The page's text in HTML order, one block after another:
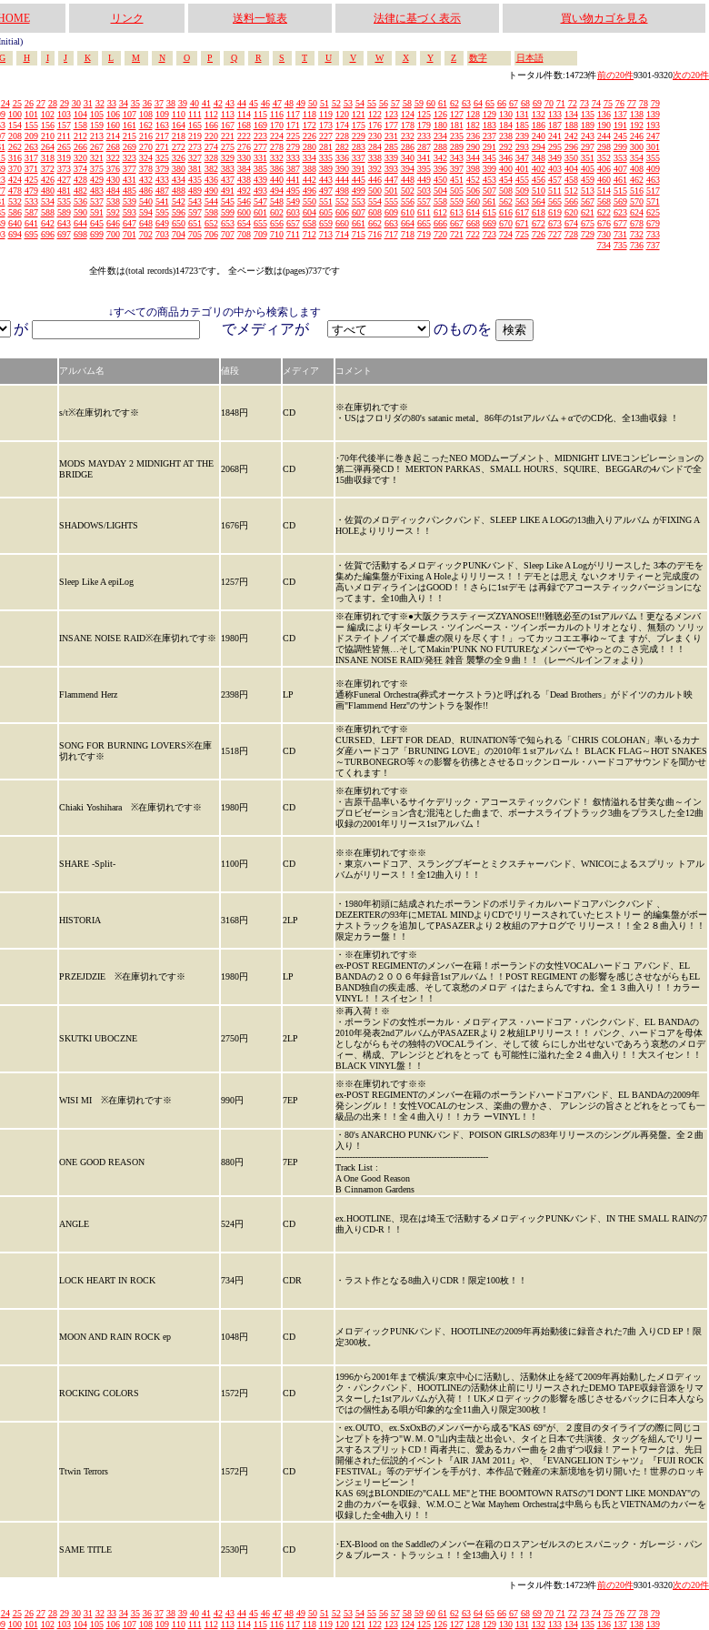
リンク 送料一覧表 法律に基づく表示 買い物カゴを見る
G H I J K L M N O P Q R S T U V W X Y Z 数字
日本語
トータル件数:14723件前の20件9301-9320次の20件
24 25 26 27 28 29 30 31 32 33 34 35 36 37 38 39 40 41 42 43 44 45 46 47 48 49 50 51 52 53 54 55 56 57 58 59 60 61 62 63 64 65 66 67 68 69 70 71 72 73 74 75 76 77 78 79
100 101 102 103 104 105 106 107 108 109 110 111 112 113 114 115 116 117 118 119 120 121 122 123 124 125 126 127 128 129 130 131 132 133 134 135 136 137 138 139
154 155 156 157 158 159 160 161 162 163 164 165 166 167 168 169 170 171 172 173 174 175 176 177 178 179 180 181 182 183 184 185 186 187 188 189 190 191 192 193
208 209 210 211 212 213 214 215 216 217 218 219 220 221 222 223 224 225 226 227 228 229 230 231 232 233 234 235 236 237 238 239 240 241 242 243 244 245 246 247
262 263 264 265 266 267 268 269 270 271 272 273 274 275 276 277 278 279 280 281 282 283 284 285 286 287 288 289 290 291 292 293 294 295 296 297 298 299 300 301
316 317 318 319 320 321 322 323 324 325 326 327 328 329 330 331 332 333 334 335 336 337 338 339 340 341 342 343 344 345 346 347 348 349 350 351 352 353 354 355
370 371 372 373 374 375 376 377 378 379 380 381 382 383 384 385 386 387 388 389 390 391 392 393 394 395 396 397 398 399 400 401 402 403 404 405 406 407 408 409
424 425 426 427 428 429 430 431 432 433 434 435 436 437 438 439 440 441 442 443 444 445 446 447 448 449 450 451 452 453 454 455 456 457 458 459 460 461 462 463
478 479 480 481 482 483 484 485 486 487 488 489 490 491 492 493 494 495 496 497 498 499 500 501 502 503 504 505 506 507 508 509 510 511 512 513 514 515 516 517
532 533 534 535 536 537 538 539 540 541 542 543 544 545 546 547 548 549 550 551 552 553 554 555 556 557 558 559 560 561 562 563 564 565 566 567 568 569 570 571
586 587 588 589 590 591 592 593 594 595 596 597 598 599 600 601 602 603 604 605 606 607 608 609 610 611 612 613 614 615 616 617 618 619 620 621 622 623 624 625
640 641 642 643 644 645 646 647 648 649 650 651 652 653 654 655 656 657 658 659 660 661 662 663 664 665 666 667 668 669 670 671 672 673 674 675 676 677 678 679
694 695 696 697 698 699 700 701 702 703 704 705 706 707 708 709 710 711 712 713 714 715 716 717 718 719 720 721 722 723 724 725 726 727 728 729 730 731 732 733
734 735 736 737
全件数は(total records)14723です。 全ページ数は(pages)737です
↓すべての商品カテゴリの中から検索します
が でメディアが のものを
アルバム名 値段 メディア コメント
s/t※在庫切れです※ 1848円 CD
※在庫切れです※
・USはフロリダの80's satanic metal。86年の1stアルバム＋αでのCD化、全13曲収録 ！
MODS MAYDAY 2 MIDNIGHT AT THE
BRIDGE
2068円 CD
･70年代後半に巻き起こったNEO MODムーブメント、MIDNIGHT LIVEコンピレーションの
第二弾再発CD！ MERTON PARKAS、SMALL HOURS、SQUIRE、BEGGARの4バンドで全
15曲収録です！
SHADOWS/LIGHTS 1676円 CD
・佐賀のメロディックパンクバンド、SLEEP LIKE A LOGの13曲入りアルバム がFIXING A
HOLEよりリリース！！
Sleep Like A epiLog 1257円 CD
・佐賀で活動するメロディックPUNKバンド、Sleep Like A Logがリリースした 3本のデモを
集めた編集盤がFixing A Holeよりリリース！！デモとは思え ないクオリティーと完成度の
高いメロディラインはGOOD！！さらに1stデモ は再録でアコースティックバージョンにな
ってます。全10曲入り！！
INSANE NOISE RAID※在庫切れです※ 1980円 CD
※在庫切れです※●大阪クラスティーズZYANOSE!!!難聴必至の1stアルバム！更なるメンバ
ー 編成によりギターレス・ツインベース・ツインボーカルのトリオとなり、無類の ソリッ
ドステイトノイズで暴虐の限りを尽くす！」ってカッコエエ事ゆ～てま すが、ブレまくり
で協調性皆無…そしてMakin’PUNK NO FUTUREなメンバーでやっとのこさ完成！！！
INSANE NOISE RAID/発狂 雑音 襲撃の全９曲！！（レーベルインフォより）
Flammend Herz 2398円 LP
※在庫切れです※
通称Funeral Orchestra(葬式オーケストラ)と呼ばれる「Dead Brothers」がドイツのカルト映
画"Flammend Herz"のサントラを製作!!
SONG FOR BURNING LOVERS※在庫
切れです※
1518円 CD
※在庫切れです※
CURSED、LEFT FOR DEAD、RUINATION等で知られる「CHRIS COLOHAN」率いるカナ
ダ産ハードコア「BRUNING LOVE」の2010年１stアルバム！ BLACK FLAG～HOT SNAKES
～TURBONEGRO等々の影響を彷彿とさせるロックンロール・ハードコアサウンドを聞かせ
てくれます！
Chiaki Yoshihara ※在庫切れです※ 1980円 CD
※在庫切れです※
・吉原千晶率いるサイケデリック・アコースティックバンド！ 叙情溢れる甘美な曲～イン
プロビゼーション含む混沌とした曲まで、ボーナスライブトラック3曲をプラスした全12曲
収録の2001年リリース1stアルバム！
SHARE -Split- 1100円 CD
※※在庫切れです※※
・東京ハードコア、スラングブギーとミクスチャーバンド、WNICOによるスプリッ トアル
バムがリリース！！全12曲入り！！
HISTORIA 3168円 2LP
・1980年初頭に結成されたポーランドのポリティカルハードコアパンクバンド 、
DEZERTERの93年にMETAL MINDよりCDでリリースされていたヒストリー 的編集盤がボー
ナストラックを追加してPASAZERより２枚組のアナログで リリース！！全２８曲入り！！
限定カラー盤！！
PRZEJDZIE ※在庫切れです※ 1980円 LP
・※在庫切れです※
ex-POST REGIMENTのメンバー在籍！ポーランドの女性VOCALハードコ アバンド、EL
BANDAの２００６年録音1stアルバム！！POST REGIMENT の影響を感じさせながらもEL
BAND独自の疾走感、そして哀愁のメロデ ィはたまらんですね。全１３曲入り！！カラー
VINYL！！スイセン！！
SKUTKI UBOCZNE 2750円 2LP
※再入荷！※
・ポーランドの女性ボーカル・メロディアス・ハードコア・パンクバンド、EL BANDAの
2010年発表2ndアルバムがPASAZERより２枚組LPリリース！！ パンク、ハードコアを母体
としながらもその独特のVOCALライン、そして彼 らにしか出せないであろう哀愁のメロデ
ィー、構成、アレンジとどれをとって も可能性に溢れた全２４曲入り！！大スイセン！！
BLACK VINYL盤！！
WISI MI ※在庫切れです※ 990円 7EP
※※在庫切れです※※
ex-POST REGIMENTのメンバー在籍のポーランドハードコアバンド、EL BANDAの2009年
発シングル！！女性VOCALのセンス、楽曲の豊かさ、 アレンジの旨さとどれをとっても一
級品の出来！！全４曲入り！！カラ ーVINYL！！
ONE GOOD REASON 880円 7EP
・80's ANARCHO PUNKバンド、POISON GIRLSの83年リリースのシングル再発盤。全２曲
入り！
--------------------------------------------------------
Track List :
A One Good Reason
B Cinnamon Gardens
ANGLE 524円 CD
ex.HOOTLINE、現在は埼玉で活動するメロディックPUNKバンド、IN THE SMALL RAINの7
曲入りCD-R！！
LOCK HEART IN ROCK 734円 CDR ・ラスト作となる8曲入りCDR！限定100枚！！
MOON AND RAIN ROCK ep 1048円 CD
メロディックPUNKバンド、HOOTLINEの2009年再始動後に録音された7曲 入りCD EP！限
定300枚。
ROCKING COLORS 1572円 CD
1996から2001年まで横浜/東京中心に活動し、活動休止を経て2009年再始動したメロディッ
ク・パンクバンド、HOOTLINEの活動休止前にリリースされたDEMO TAPE収録音源をリマ
スターした1stアルバムが入荷！！UKメロディックの影響を感じさせるバックに日本人なら
ではの個性ある唄が印象的な全11曲入り限定300枚！
Ttwin Terrors 1572円 CD
・ex.OUTO、ex.SxOxBのメンバーから成る"KAS 69"が、２度目のタイライブの際に同じコ
ンセプトを持つ"Ｗ.Ｍ.Ｏ"山内圭哉と出会い、タイと日本で共演後、タッグを組んでリリー
スするスプリットCD！両者共に、愛あるカバー曲を２曲ずつ収録！アートワークは、先日
開催された伝説的イベント『AIR JAM 2011』や、『EVANGELION Tシャツ』『FUJI ROCK
FESTIVAL』等のデザインを手がけ、本作品で難産の末新境地を切り開いた！世界のロッキ
ンジェリービーン！
KAS 69はBLONDIEの"CALL ME"とTHE BOOMTOWN RATSの"I DON'T LIKE MONDAY"の
２曲のカバーを収録、W.M.OことWat Mayhem Orchestraは中島らも氏とVIETNAMのカバーを
収録した全4曲入り！！
SAME TITLE 2530円 CD
･EX-Blood on the Saddleのメンバー在籍のロスアンゼルスのヒスパニック・ガレージ・パン
ク＆ブルース・トラッシュ！！全13曲入り！！！
トータル件数:14723件前の20件9301-9320次の20件
24 25 26 27 28 29 30 31 32 33 34 35 36 37 38 39 40 41 42 43 44 45 46 47 48 49 50 51 52 53 54 55 56 57 58 59 60 61 62 63 64 65 66 67 68 69 70 71 72 73 74 75 76 77 78 79
100 101 102 103 104 105 106 107 108 109 110 111 112 113 114 115 116 117 118 119 120 121 122 123 124 125 126 127 128 129 130 131 132 133 134 135 136 137 138 139